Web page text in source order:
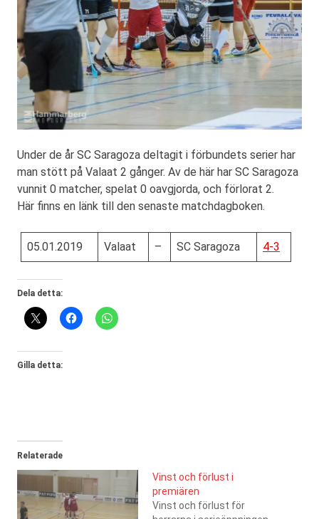
Under de år SC Saragoza deltagit i förbundets serier har
man stött på Valaat 2 gånger. Av de här har SC Saragoza
vunnit 0 matcher, spelat 0 oavgjorda, och förlorat 2.
Här finns en länk till den senaste matchdagboken.
05.01.2019 Valaat – SC Saragoza 4-3
Dela detta:
Gilla detta:
Relaterade
Vinst och förlust i
premiären
Vinst och förlust för